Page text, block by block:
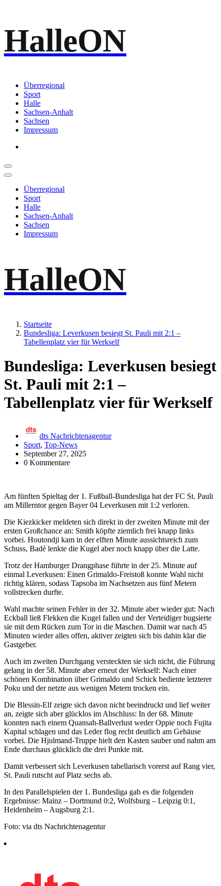
Inhalt
springen
HalleON
Überregional
Sport
Halle
Sachsen-Anhalt
Sachsen
Impressum
Überregional
Sport
Halle
Sachsen-Anhalt
Sachsen
Impressum
HalleON
Startseite
Bundesliga: Leverkusen besiegt St. Pauli mit 2:1 –
Tabellenplatz vier für Werkself
Bundesliga: Leverkusen besiegt
St. Pauli mit 2:1 –
Tabellenplatz vier für Werkself
dts Nachrichtenagentur
Sport, Top-News
September 27, 2025
0 Kommentare
Am fünften Spieltag der 1. Fußball-Bundesliga hat der FC St. Pauli
am Millerntor gegen Bayer 04 Leverkusen mit 1:2 verloren.
Die Kiezkicker meldeten sich direkt in der zweiten Minute mit der
ersten Großchance an: Smith köpfte ziemlich frei knapp links
vorbei. Houtondji kam in der elften Minute aussichtsreich zum
Schuss, Badé lenkte die Kugel aber noch knapp über die Latte.
Trotz der Hamburger Drangphase führte in der 25. Minute auf
einmal Leverkusen: Einen Grimaldo-Freistoß konnte Wahl nicht
richtig klären, sodass Tapsoba im Nachsetzen aus fünf Metern
vollstrecken durfte.
Wahl machte seinen Fehler in der 32. Minute aber wieder gut: Nach
Eckball ließ Flekken die Kugel fallen und der Verteidiger bugsierte
sie mit dem Rücken zum Tor in die Maschen. Damit war nach 45
Minuten wieder alles offen, aktiver zeigten sich bis dahin klar die
Gastgeber.
Auch im zweiten Durchgang versteckten sie sich nicht, die Führung
gelang in der 58. Minute aber erneut der Werkself: Nach einer
schönen Kombination über Grimaldo und Schick bediente letzterer
Poku und der netzte aus wenigen Metern trocken ein.
Die Blessin-Elf zeigte sich davon nicht beeindruckt und lief weiter
an, zeigte sich aber glücklos im Abschluss: In der 68. Minute
konnten nach einem Quansah-Ballverlust weder Oppie noch Fujita
Kapital schlagen und das Leder flog recht deutlich am Gehäuse
vorbei. Die Hjulmand-Truppe hielt den Kasten sauber und nahm am
Ende durchaus glücklich die drei Punkte mit.
Damit verbessert sich Leverkusen tabellarisch vorerst auf Rang vier,
St. Pauli rutscht auf Platz sechs ab.
In den Parallelspielen der 1. Bundesliga gab es die folgenden
Ergebnisse: Mainz – Dortmund 0:2, Wolfsburg – Leipzig 0:1,
Heidenheim – Augsburg 2:1.
Foto: via dts Nachrichtenagentur